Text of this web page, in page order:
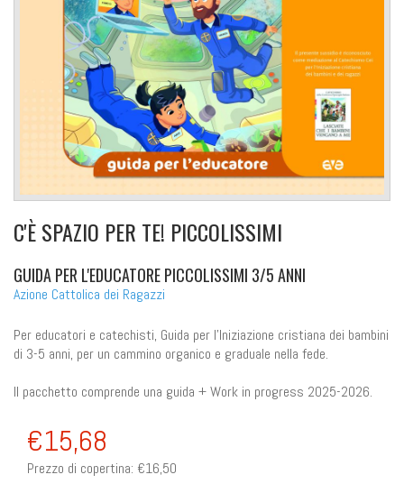
C'È SPAZIO PER TE! PICCOLISSIMI
GUIDA PER L'EDUCATORE PICCOLISSIMI 3/5 ANNI
Azione Cattolica dei Ragazzi
Per educatori e catechisti, Guida per l'Iniziazione cristiana dei bambini
di 3-5 anni, per un cammino organico e graduale nella fede.
Il pacchetto comprende una guida + Work in progress 2025-2026.
€15,68
Prezzo di copertina: €16,50